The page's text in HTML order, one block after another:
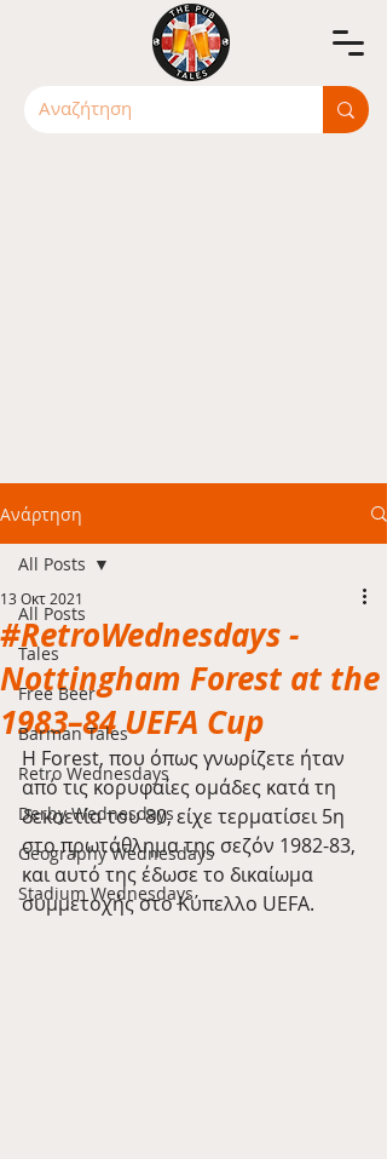
Ανάρτηση
All Posts
Tales
Free Beer
Barman Tales
Retro Wednesdays
Derby Wednesdays
Geography Wednesdays
Stadium Wednesdays
All Posts
#RetroWednesdays -
Nottingham Forest at the
1983–84 UEFA Cup
13 Οκτ 2021
H Forest, που όπως γνωρίζετε ήταν
από τις κορυφαίες ομάδες κατά τη
δεκαετία του 80, είχε τερματίσει 5η
στο πρωτάθλημα της σεζόν 1982-83,
και αυτό της έδωσε το δικαίωμα
συμμετοχής στο Κύπελλο UEFA.